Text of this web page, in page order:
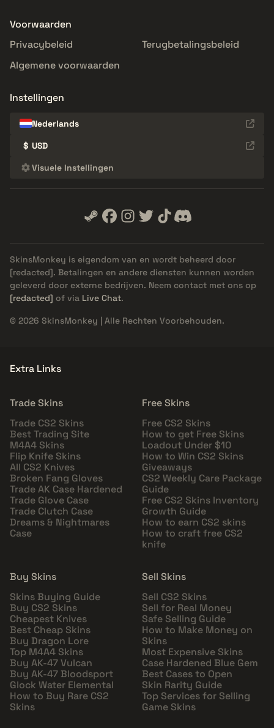
Voorwaarden
Privacybeleid
Terugbetalingsbeleid
Algemene voorwaarden
Instellingen
Nederlands
$ USD
Visuele Instellingen
SkinsMonkey is eigendom van en wordt beheerd door
[redacted]. Betalingen en andere diensten kunnen worden
geleverd door externe bedrijven. Neem contact met ons op
[redacted] of via Live Chat.
© 2026 SkinsMonkey | Alle Rechten Voorbehouden.
Extra Links
Trade Skins
Trade CS2 Skins
Best Trading Site
M4A4 Skins
Flip Knife Skins
All CS2 Knives
Broken Fang Gloves
Trade AK Case Hardened
Trade Glove Case
Trade Clutch Case
Dreams & Nightmares
Case
Free Skins
Free CS2 Skins
How to get Free Skins
Loadout Under $10
How to Win CS2 Skins
Giveaways
CS2 Weekly Care Package
Guide
Free CS2 Skins Inventory
Growth Guide
How to earn CS2 skins
How to craft free CS2
knife
Buy Skins
Skins Buying Guide
Buy CS2 Skins
Cheapest Knives
Best Cheap Skins
Buy Dragon Lore
Top M4A4 Skins
Buy AK-47 Vulcan
Buy AK-47 Bloodsport
Glock Water Elemental
How to Buy Rare CS2
Skins
Sell Skins
Sell CS2 Skins
Sell for Real Money
Safe Selling Guide
How to Make Money on
Skins
Most Expensive Skins
Case Hardened Blue Gem
Best Cases to Open
Skin Rarity Guide
Top Services for Selling
Game Skins